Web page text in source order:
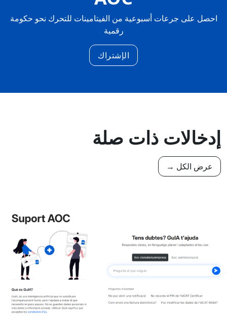
احصل على جرعات أسبوعية من الفيتامينات للتحرك نحو حكومة
رقمية
الإشتراك
إدخالات ذات صلة
عرض الكل →